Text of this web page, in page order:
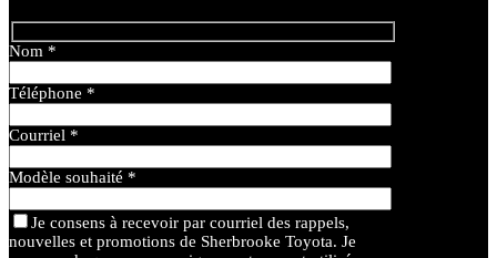
Nom *
Téléphone *
Courriel *
Modèle souhaité *
Je consens à recevoir par courriel des rappels,
nouvelles et promotions de Sherbrooke Toyota. Je